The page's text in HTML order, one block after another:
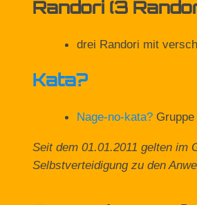
Randori (3
drei Randori mit
Kata?
Nage-no-kata?
Seit dem 01.01.2011 gelten im
Selbstverteidigung zu den